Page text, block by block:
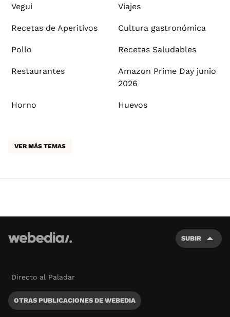
Vegui Viajes
Recetas de Aperitivos Cultura gastronómica
Pollo Recetas Saludables
Restaurantes
Amazon Prime Day junio
2026
Horno Huevos
VER MÁS TEMAS
SUBIR
Directo al Paladar
OTRAS PUBLICACIONES DE WEBEDIA